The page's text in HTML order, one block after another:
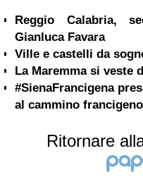
Reggio Calabria,
Gianluca Favara
Ville e castelli da
La Maremma si veste
#SienaFrancigena
al cammino francigeno
Ritornare